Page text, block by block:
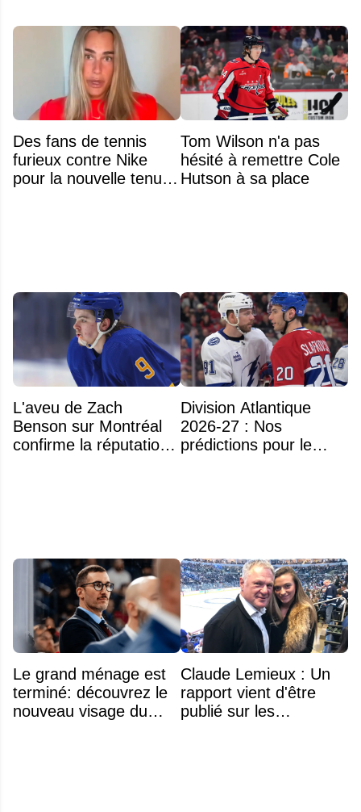
Des fans de tennis
furieux contre Nike
pour la nouvelle tenue
Tom Wilson n'a pas
hésité à remettre Cole
Hutson à sa place
L'aveu de Zach
Benson sur Montréal
confirme la réputation
Division Atlantique
2026-27 : Nos
prédictions pour le
Le grand ménage est
terminé: découvrez le
nouveau visage du
Claude Lemieux : Un
rapport vient d'être
publié sur les